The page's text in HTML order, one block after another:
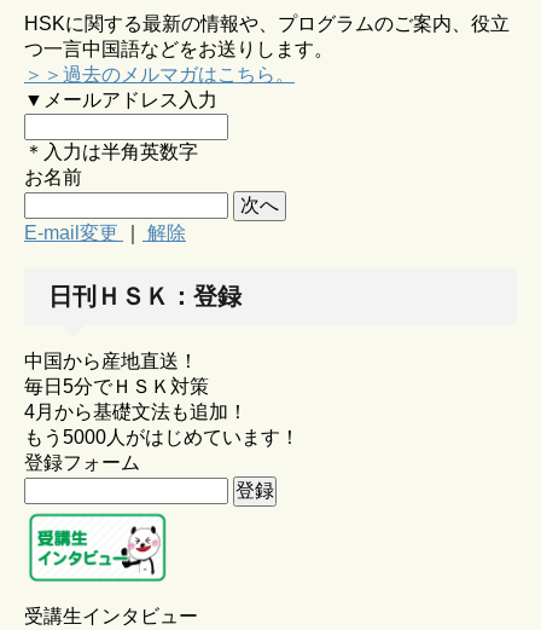
HSKに関する最新の情報や、プログラムのご案内、役立
つ一言中国語などをお送りします。
＞＞過去のメルマガはこちら。
▼メールアドレス入力
＊入力は半角英数字
お名前
E-mail変更 解除
日刊ＨＳＫ：登録
中国から産地直送！
毎日5分でＨＳＫ対策
4月から基礎文法も追加！
もう5000人がはじめています！
登録フォーム
受講生インタビュー